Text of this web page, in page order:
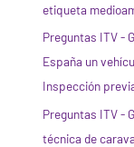
etiqueta
Preguntas ITV -
España un
Inspección
Preguntas ITV -
técnica de